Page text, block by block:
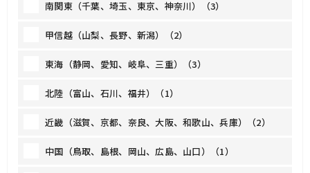
南関東（千葉、埼玉、東京、神奈川）（3）
甲信越（山梨、長野、新潟）（2）
東海（静岡、愛知、岐阜、三重）（3）
北陸（富山、石川、福井）（1）
近畿（滋賀、京都、奈良、大阪、和歌山、兵庫）（2）
中国（鳥取、島根、岡山、広島、山口）（1）